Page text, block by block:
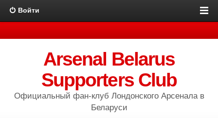
Войти
Arsenal Belarus
Supporters Club
Официальный фан-клуб Лондонского Арсенала в
Беларуси